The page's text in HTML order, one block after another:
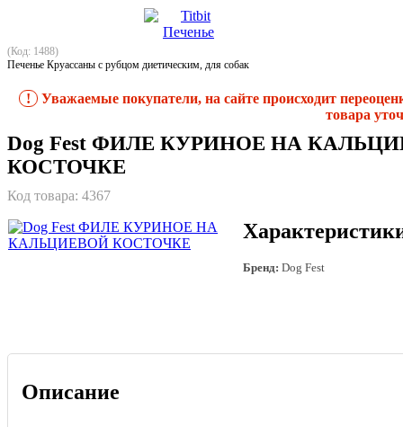
(Код: 1488)
Печенье Круассаны с рубцом диетическим, для собак
!
Уважаемые покупатели, на сайте происходит
товара
Dog Fest ФИЛЕ КУРИНОЕ НА
КОСТОЧКЕ
Код товара: 4367
Бренд: Dog Fest
Описание